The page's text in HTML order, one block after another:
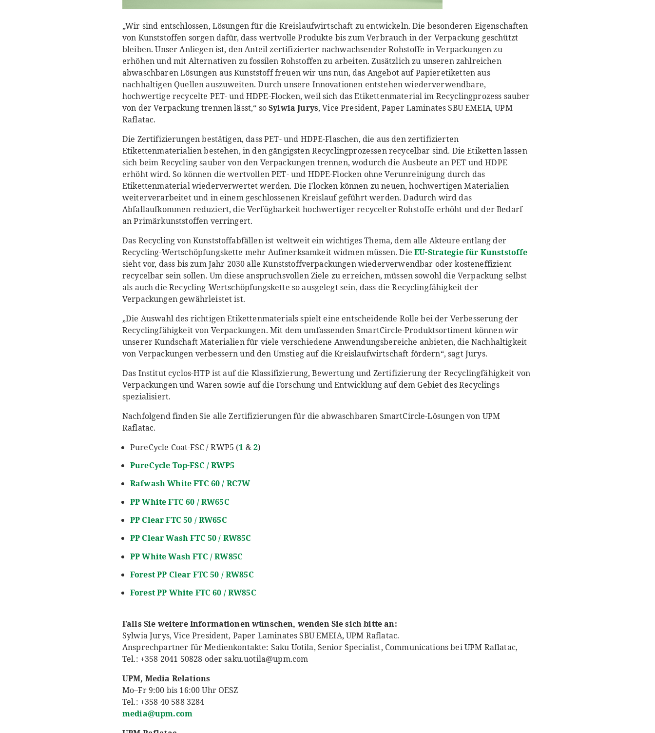
„Wir sind entschlossen, Lösungen für die Kreislaufwirtschaft zu entwickeln. Die besonderen Eigenschaften
von Kunststoffen sorgen dafür, dass wertvolle Produkte bis zum Verbrauch in der Verpackung geschützt
bleiben. Unser Anliegen ist, den Anteil zertifizierter nachwachsender Rohstoffe in Verpackungen zu
erhöhen und mit Alternativen zu fossilen Rohstoffen zu arbeiten. Zusätzlich zu unseren zahlreichen
abwaschbaren Lösungen aus Kunststoff freuen wir uns nun, das Angebot auf Papieretiketten aus
nachhaltigen Quellen auszuweiten. Durch unsere Innovationen entstehen wiederverwendbare,
hochwertige recycelte PET- und HDPE-Flocken, weil sich das Etikettenmaterial im Recyclingprozess sauber
von der Verpackung trennen lässt,“ soSylwia Jurys, Vice President, Paper Laminates SBU EMEIA, UPM
Raflatac.
Die Zertifizierungen bestätigen, dass PET- und HDPE-Flaschen, die aus den zertifizierten
Etikettenmaterialien bestehen, in den gängigsten Recyclingprozessen recycelbar sind. Die Etiketten lassen
sich beim Recycling sauber von den Verpackungen trennen, wodurch die Ausbeute an PET und HDPE
erhöht wird. So können die wertvollen PET- und HDPE-Flocken ohne Verunreinigung durch das
Etikettenmaterial wiederverwertet werden. Die Flocken können zu neuen, hochwertigen Materialien
weiterverarbeitet und in einem geschlossenen Kreislauf geführt werden. Dadurch wird das
Abfallaufkommen reduziert, die Verfügbarkeit hochwertiger recycelter Rohstoffe erhöht und der Bedarf
an Primärkunststoffen verringert.
Das Recycling von Kunststoffabfällen ist weltweit ein wichtiges Thema, dem alle Akteure entlang der
Recycling-Wertschöpfungskette mehr Aufmerksamkeit widmen müssen. DieEU-Strategie für Kunststoffe
sieht vor, dass bis zum Jahr 2030 alle Kunststoffverpackungen wiederverwendbar oder kosteneffizient
recycelbar sein sollen. Um diese anspruchsvollen Ziele zu erreichen, müssen sowohl die Verpackung selbst
als auch die Recycling-Wertschöpfungskette so ausgelegt sein, dass die Recyclingfähigkeit der
Verpackungen gewährleistet ist.
„Die Auswahl des richtigen Etikettenmaterials spielt eine entscheidende Rolle bei der Verbesserung der
Recyclingfähigkeit von Verpackungen. Mit dem umfassenden SmartCircle-Produktsortiment können wir
unserer Kundschaft Materialien für viele verschiedene Anwendungsbereiche anbieten, die Nachhaltigkeit
von Verpackungen verbessern und den Umstieg auf die Kreislaufwirtschaft fördern“, sagt Jurys.
Das Institut cyclos-HTP ist auf die Klassifizierung, Bewertung und Zertifizierung der Recyclingfähigkeit von
Verpackungen und Waren sowie auf die Forschung und Entwicklung auf dem Gebiet des Recyclings
spezialisiert.
Nachfolgend finden Sie alle Zertifizierungen für die abwaschbaren SmartCircle-Lösungen von UPM
Raflatac.
PureCycle Coat-FSC / RWP5 (1 &2)
PureCycle Top-FSC / RWP5
RafwashWhite FTC 60 / RC7W
PP White FTC 60 / RW65C
PP Clear FTC 50 / RW65C
PP Clear Wash FTC 50 / RW85C
PPWhite WashFTC / RW85C
Forest PP Clear FTC 50 / RW85C
Forest PP White FTC 60 / RW85C
Falls Sie weitere Informationen wünschen, wenden Sie sich bitte an:
Sylwia Jurys, Vice President, Paper Laminates SBU EMEIA, UPM Raflatac.
Ansprechpartner für Medienkontakte: Saku Uotila, Senior Specialist, Communications bei UPM Raflatac,
Tel.: +358 2041 50828 oder saku.uotila@upm.com
UPM, Media Relations
Mo–Fr 9:00 bis 16:00 Uhr OESZ
Tel.: +358 40 588 3284
media@upm.com